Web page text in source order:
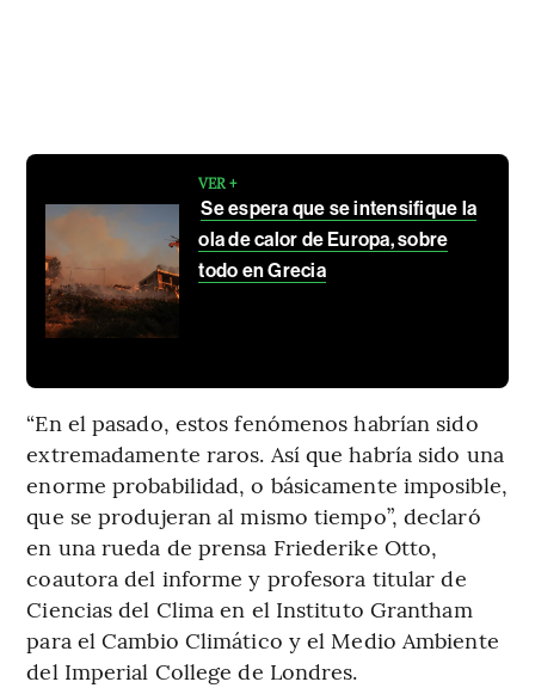
VER +
Se espera que se intensifique la
ola de calor de Europa, sobre
todo en Grecia
“En el pasado, estos fenómenos habrían sido
extremadamente raros. Así que habría sido una
enorme probabilidad, o básicamente imposible,
que se produjeran al mismo tiempo”, declaró
en una rueda de prensa Friederike Otto,
coautora del informe y profesora titular de
Ciencias del Clima en el Instituto Grantham
para el Cambio Climático y el Medio Ambiente
del Imperial College de Londres.